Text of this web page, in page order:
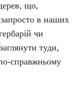
що,
в наших
чи
туди,
справжньому